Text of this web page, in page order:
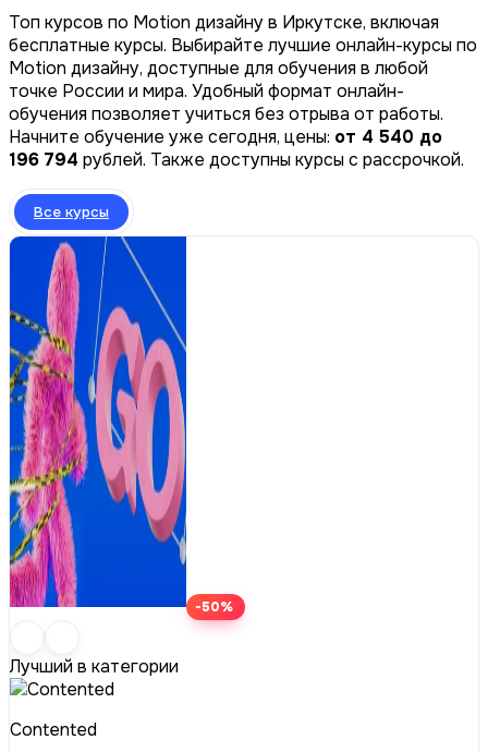
Топ курсов по Motion дизайну в Иркутске, включая
бесплатные курсы. Выбирайте лучшие онлайн-курсы по
Motion дизайну, доступные для обучения в любой
точке России и мира. Удобный формат онлайн-
обучения позволяет учиться без отрыва от работы.
Начните обучение уже сегодня, цены: от 4 540 до
196 794 рублей. Также доступны курсы с рассрочкой.
Все курсы
-50%
Лучший в категории
Contented